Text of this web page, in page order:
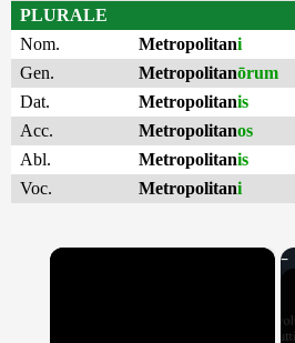
PLURALE
Nom.
Metropolitani
Gen.
Metropolitanōrum
Dat.
Metropolitanis
Acc.
Metropolitanos
Abl.
Metropolitanis
Voc.
Metropolitani
×